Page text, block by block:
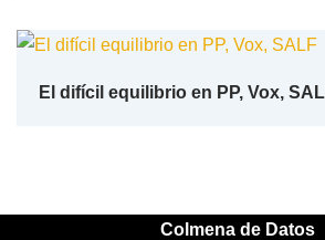
El difícil equilibrio en PP, Vox,
Colmena de Datos